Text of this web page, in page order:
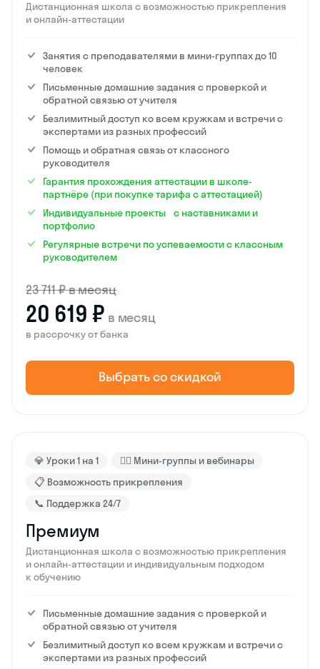
Дистанционная школа с возможностью прикрепления
и онлайн-аттестации
Занятия с преподавателями в мини-группах до 10
человек
Письменные домашние задания с проверкой и
обратной связью от учителя
Безлимитный доступ ко всем кружкам и встречи с
экспертами из разных профессий
Помощь и обратная связь от классного
руководителя
Гарантия прохождения аттестации в школе-
партнёре (при покупке тарифа с аттестацией)
Индивидуальные проекты с наставниками и
портфолио
Регулярные встречи по успеваемости с классным
руководителем
23 711 ₽ в месяц
20 619 ₽ в месяц
в рассрочку от банка
Выбрать со скидкой
💎 Уроки 1 на 1
🙋‍♂️ Мини-группы и вебинары
📋 Возможность прикрепления
📞 Поддержка 24/7
Премиум
Дистанционная школа с возможностью прикрепления
и онлайн-аттестации и индивидуальным подходом
к обучению
Письменные домашние задания с проверкой и
обратной связью от учителя
Безлимитный доступ ко всем кружкам и встречи с
экспертами из разных профессий